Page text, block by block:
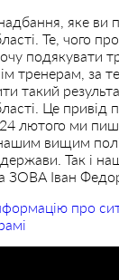
яке ви
Те, чого
подякувати
тренерам, за
такий
Це
лютого ми
вищим
Так і
ЗОВА Іван
про